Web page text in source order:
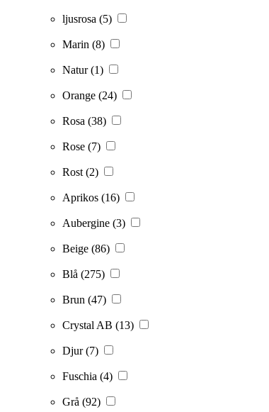
ljusrosa (5)
Marin (8)
Natur(1)
Orange (24)
Rosa (38)
Rose (7)
Rost (2)
Aprikos (16)
Aubergine (3)
Beige (86)
Blå (275)
Brun (47)
Crystal AB (13)
Djur(7)
Fuschia (4)
Grå (92)